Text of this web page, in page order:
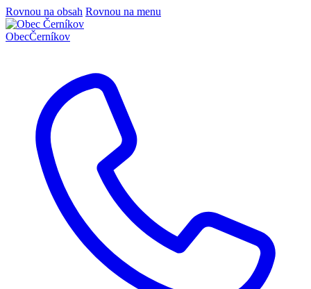
Rovnou na obsah Rovnou na menu
ObecČerníkov